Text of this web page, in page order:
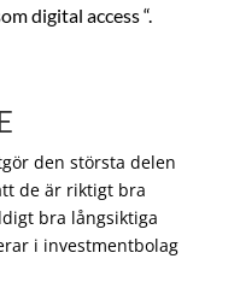
digital access “.
den största delen
de är riktigt bra
bra långsiktiga
i investmentbolag